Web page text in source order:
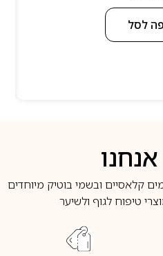
לסל
קלאסיים ובשמי בוטיק מיוחדים
טיפוח לגוף ולשיער